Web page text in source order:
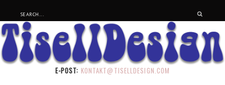
E-POST: KONTAKT@TISELLDESIGN.COM